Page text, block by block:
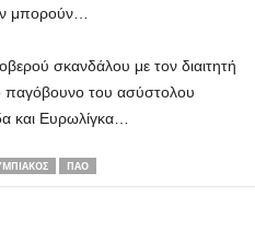
μπορούν…
σκανδάλου με τον διαιτητή
παγόβουνο του ασύστολου
και Ευρωλίγκα…
ΠΑΟ